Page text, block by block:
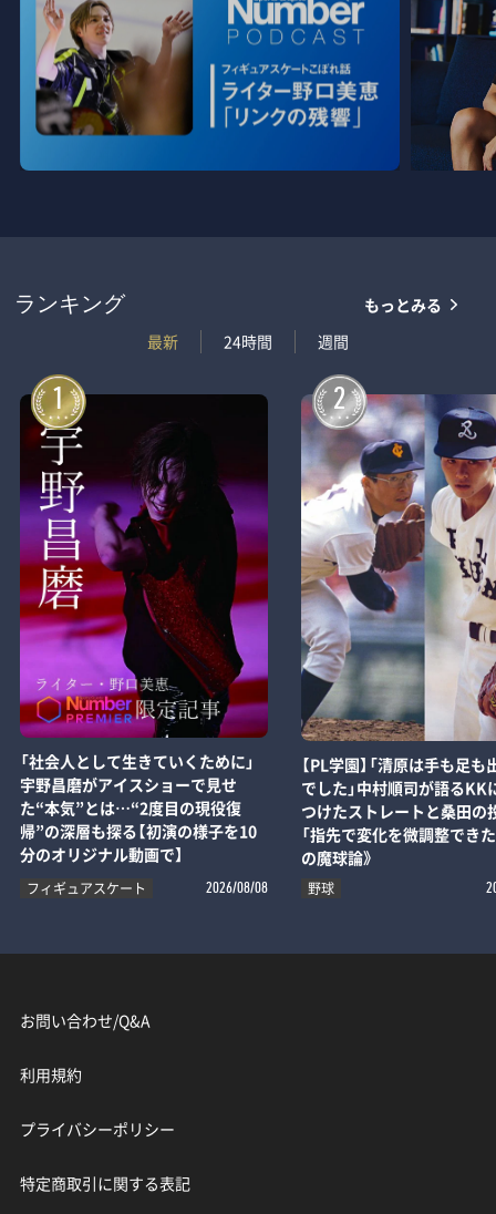
ランキング
最新
24時間 週間
もっとみる
1
「社会人として生きていくために」
宇野昌磨がアイスショーで見せ
た“本気”とは…“2度目の現役復
帰”の深層も探る【初演の様子を10
分のオリジナル動画で】
フィギュアスケート 2026/08/08
2
【PL学園】「清原は手も足も
でした」中村順司が語るKK
つけたストレートと桑田の
「指先で変化を微調整できた
の魔球論》
野球
お問い合わせ/Q&A
利用規約
プライバシーポリシー
特定商取引に関する表記